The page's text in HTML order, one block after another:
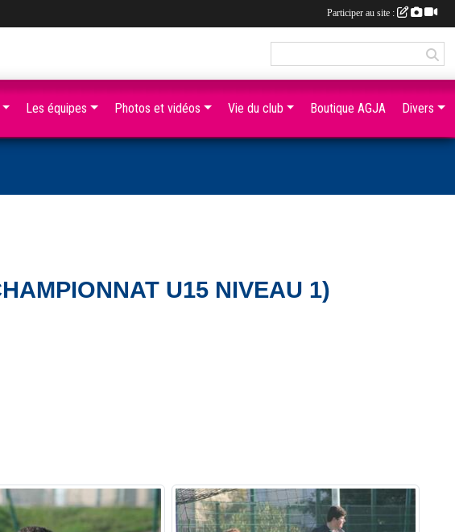
U15 NIVEAU 1)
Les équipes Photos et vidéos Vie du club Boutique AGJA Divers
Participer au site :